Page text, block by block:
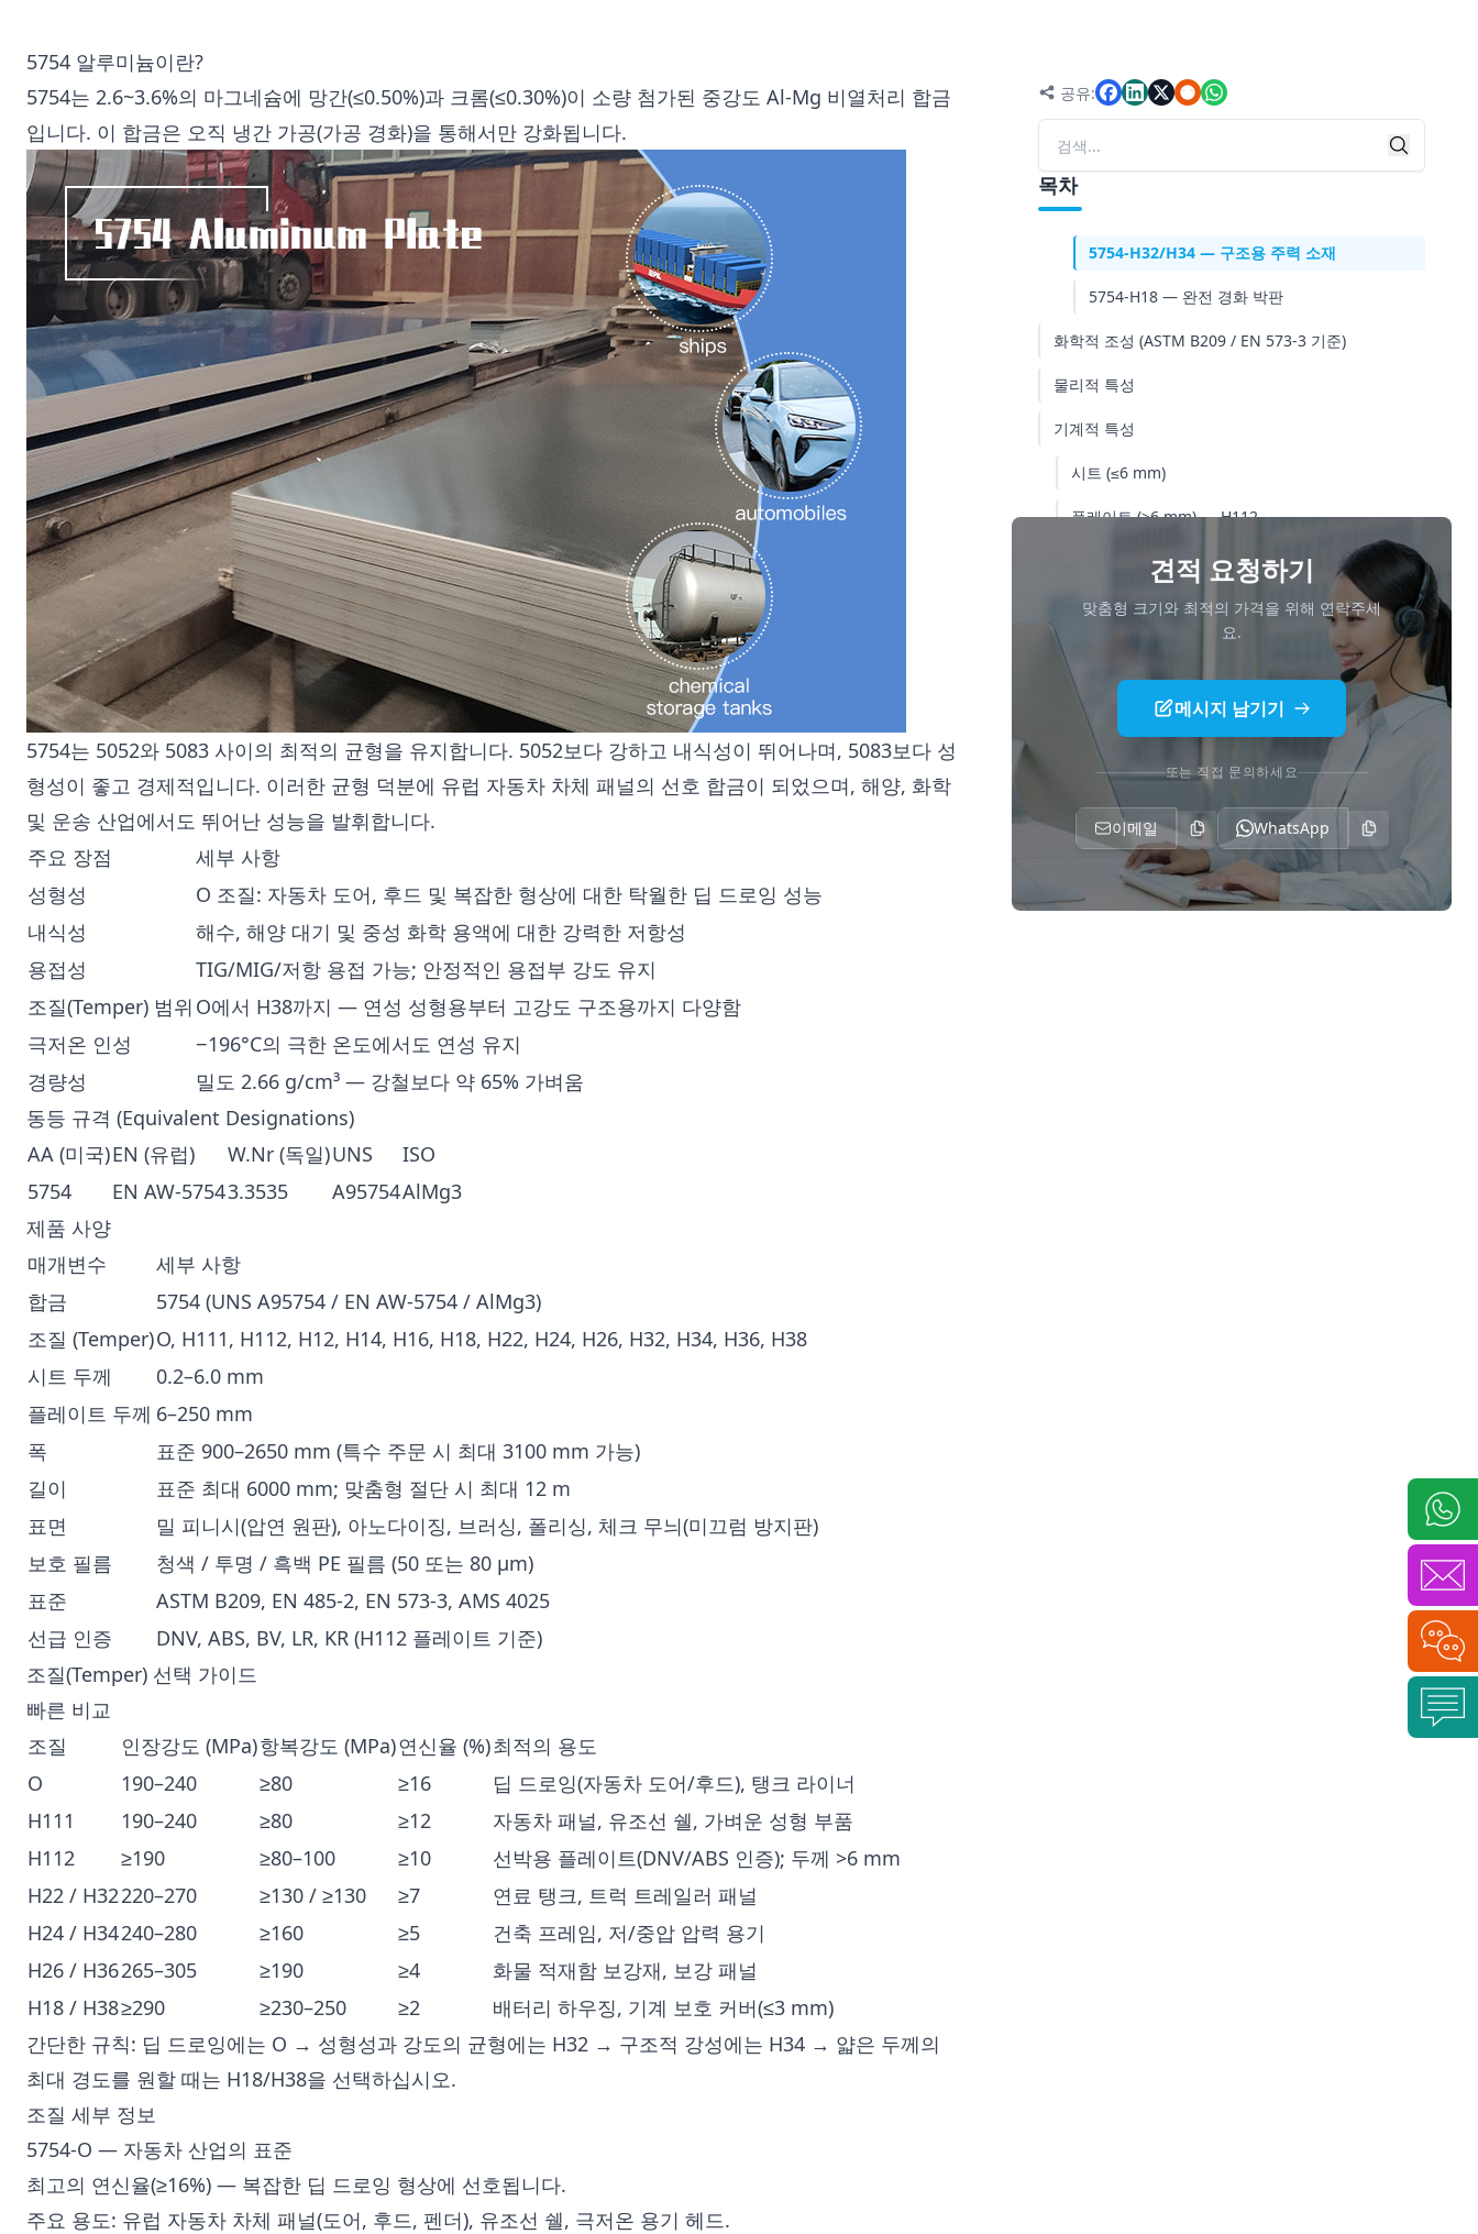
5754 알루미늄이란?
5754는 2.6~3.6%의 마그네슘에 망간(≤0.50%)과 크롬(≤0.30%)이 소량 첨가된 중강도 Al-Mg 비열처리 합금
입니다. 이 합금은 오직 냉간 가공(가공 경화)을 통해서만 강화됩니다.
5754는 5052와 5083 사이의 최적의 균형을 유지합니다. 5052보다 강하고 내식성이 뛰어나며, 5083보다 성
형성이 좋고 경제적입니다. 이러한 균형 덕분에 유럽 자동차 차체 패널의 선호 합금이 되었으며, 해양, 화학
및 운송 산업에서도 뛰어난 성능을 발휘합니다.
주요 장점
세부 사항
성형성
O 조질: 자동차 도어, 후드 및 복잡한 형상에 대한 탁월한 딥 드로잉 성능
내식성
해수, 해양 대기 및 중성 화학 용액에 대한 강력한 저항성
용접성
TIG/MIG/저항 용접 가능; 안정적인 용접부 강도 유지
조질(Temper) 범위 O에서 H38까지 — 연성 성형용부터 고강도 구조용까지 다양함
극저온 인성
−196°C의 극한 온도에서도 연성 유지
경량성
밀도 2.66 g/cm³ — 강철보다 약 65% 가벼움
동등 규격 (Equivalent Designations)
AA (미국)EN (유럽) W.Nr (독일)UNS
ISO
5754
EN AW-57543.3535 A95754AlMg3
제품 사양
매개변수
세부 사항
합금
5754 (UNS A95754 / EN AW-5754 / AlMg3)
조질 (Temper)O, H111, H112, H12, H14, H16, H18, H22, H24, H26, H32, H34, H36, H38
시트 두께
0.2–6.0 mm
플레이트 두께 6–250 mm
폭
표준 900–2650 mm (특수 주문 시 최대 3100 mm 가능)
길이
표준 최대 6000 mm; 맞춤형 절단 시 최대 12 m
표면
밀 피니시(압연 원판), 아노다이징, 브러싱, 폴리싱, 체크 무늬(미끄럼 방지판)
보호 필름
청색 / 투명 / 흑백 PE 필름 (50 또는 80 μm)
표준
ASTM B209, EN 485-2, EN 573-3, AMS 4025
선급 인증
DNV, ABS, BV, LR, KR (H112 플레이트 기준)
조질(Temper) 선택 가이드
빠른 비교
조질
인장강도 (MPa)항복강도 (MPa)연신율 (%)최적의 용도
O
190–240 ≥80 ≥16
딥 드로잉(자동차 도어/후드), 탱크 라이너
H111
190–240 ≥80 ≥12
자동차 패널, 유조선 쉘, 가벼운 성형 부품
H112
≥190 ≥80–100 ≥10
선박용 플레이트(DNV/ABS 인증); 두께 >6 mm
H22 / H32220–270 ≥130 / ≥130 ≥7
연료 탱크, 트럭 트레일러 패널
H24 / H34240–280 ≥160 ≥5
건축 프레임, 저/중압 압력 용기
H26 / H36265–305 ≥190 ≥4
화물 적재함 보강재, 보강 패널
H18 / H38≥290 ≥230–250 ≥2
배터리 하우징, 기계 보호 커버(≤3 mm)
간단한 규칙: 딥 드로잉에는 O → 성형성과 강도의 균형에는 H32 → 구조적 강성에는 H34 → 얇은 두께의
최대 경도를 원할 때는 H18/H38을 선택하십시오.
조질 세부 정보
5754-O — 자동차 산업의 표준
최고의 연신율(≥16%) — 복잡한 딥 드로잉 형상에 선호됩니다.
주요 용도: 유럽 자동차 차체 패널(도어, 후드, 펜더), 유조선 쉘, 극저온 용기 헤드.
공유:
검색
목차
조질 세부 정보
5754-O — 자동차 산업의 표준
5754-H32/H34 — 구조용 주력 소재
5754-H18 — 완전 경화 박판
화학적 조성 (ASTM B209 / EN 573-3 기준)
물리적 특성
기계적 특성
시트 (≤6 mm)
플레이트 (>6 mm) — H112
추가 데이터:
5754 및 경쟁 합금 비교
응용 분야
관련 제품
재고 현황
포장 및 배송
가격 책정
자주 묻는 질문 (FAQ)
견적 요청하기
맞춤형 크기와 최적의 가격을 위해 연락주세
요.
메시지 남기기
또는 직접 문의하세요
이메일 WhatsApp